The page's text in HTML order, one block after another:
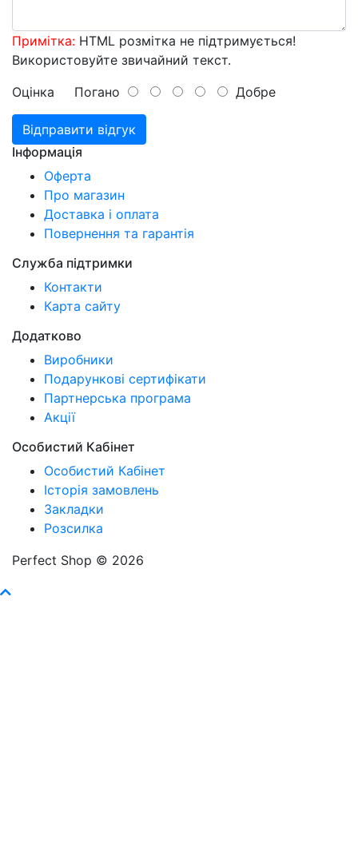
Примітка: HTML розмітка не підтримується!
Використовуйте звичайний текст.
Оцінка Погано Добре
Відправити відгук
Інформація
Оферта
Про магазин
Доставка і оплата
Повернення та гарантія
Служба підтримки
Контакти
Карта сайту
Додатково
Виробники
Подарункові сертифікати
Партнерська програма
Акції
Особистий Кабінет
Особистий Кабінет
Історія замовлень
Закладки
Розсилка
Perfect Shop © 2026